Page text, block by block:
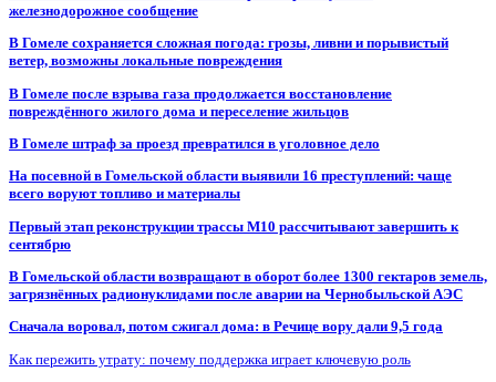
железнодорожное сообщение
В Гомеле сохраняется сложная погода: грозы, ливни и порывистый
ветер, возможны локальные повреждения
В Гомеле после взрыва газа продолжается восстановление
повреждённого жилого дома и переселение жильцов
В Гомеле штраф за проезд превратился в уголовное дело
На посевной в Гомельской области выявили 16 преступлений: чаще
всего воруют топливо и материалы
Первый этап реконструкции трассы М10 рассчитывают завершить к
сентябрю
В Гомельской области возвращают в оборот более 1300 гектаров земель,
загрязнённых радионуклидами после аварии на Чернобыльской АЭС
Сначала воровал, потом сжигал дома: в Речице вору дали 9,5 года
Как пережить утрату: почему поддержка играет ключевую роль